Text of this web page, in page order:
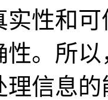
实性和
。所
信息